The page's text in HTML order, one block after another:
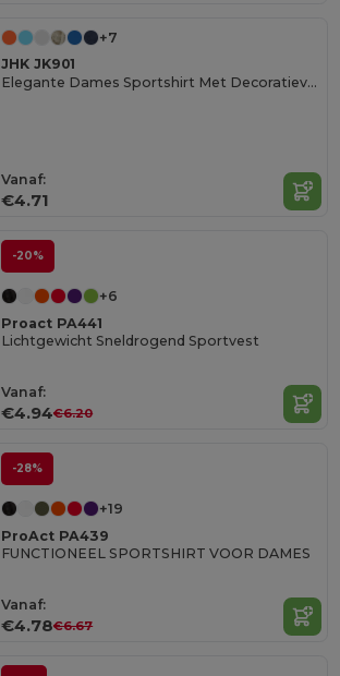
+7
JHK JK901
Elegante Dames Sportshirt Met Decoratieve Naden
Vanaf:
€4.71
-20%
+6
Proact PA441
Lichtgewicht Sneldrogend Sportvest
Vanaf:
€4.94€6.20
-28%
+19
ProAct PA439
FUNCTIONEEL SPORTSHIRT VOOR DAMES
Vanaf:
€4.78€6.67